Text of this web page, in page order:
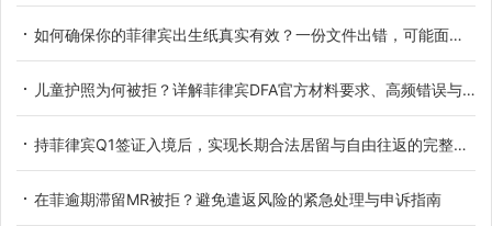
如何确保你的菲律宾出生纸真实有效？一份文件出错，可能面临法律风险与拒签
儿童护照为何被拒？详解菲律宾DFA官方材料要求、高频错误与纠正全流程
持菲律宾Q1签证入境后，实现长期合法居留与自由往返的完整路径
在菲逾期滞留MR被拒？避免遣返风险的紧急处理与申诉指南